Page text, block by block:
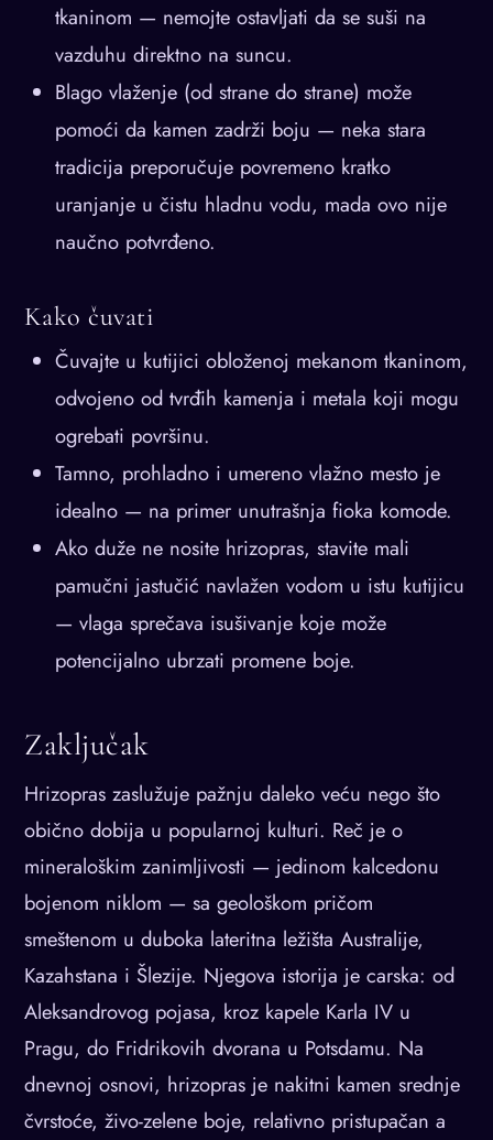
tkaninom — nemojte ostavljati da se suši na
vazduhu direktno na suncu.
Blago vlaženje (od strane do strane) može
pomoći da kamen zadrži boju — neka stara
tradicija preporučuje povremeno kratko
uranjanje u čistu hladnu vodu, mada ovo nije
naučno potvrđeno.
Kako čuvati
Čuvajte u kutijici obloženoj mekanom tkaninom,
odvojeno od tvrđih kamenja i metala koji mogu
ogrebati površinu.
Tamno, prohladno i umereno vlažno mesto je
idealno — na primer unutrašnja fioka komode.
Ako duže ne nosite hrizopras, stavite mali
pamučni jastučić navlažen vodom u istu kutijicu
— vlaga sprečava isušivanje koje može
potencijalno ubrzati promene boje.
Zaključak
Hrizopras zaslužuje pažnju daleko veću nego što
obično dobija u popularnoj kulturi. Reč je o
mineraloškim zanimljivosti — jedinom kalcedonu
bojenom niklom — sa geološkom pričom
smeštenom u duboka lateritna ležišta Australije,
Kazahstana i Šlezije. Njegova istorija je carska: od
Aleksandrovog pojasa, kroz kapele Karla IV u
Pragu, do Fridrikovih dvorana u Potsdamu. Na
dnevnoj osnovi, hrizopras je nakitni kamen srednje
čvrstoće, živo-zelene boje, relativno pristupačan a